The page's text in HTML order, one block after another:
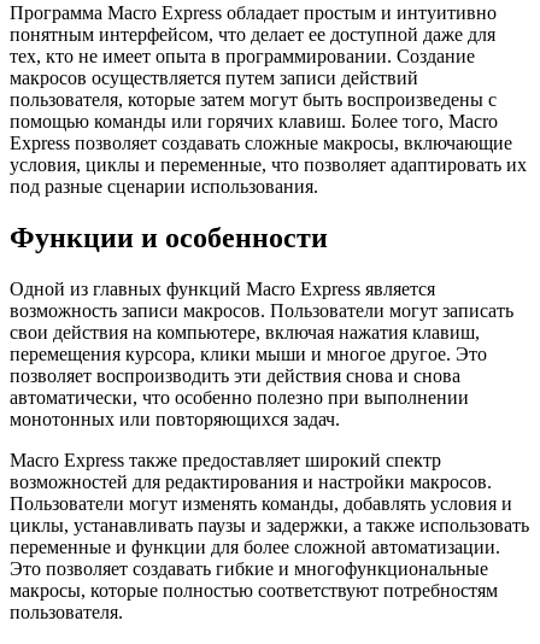
Программа Macro Express обладает простым и интуитивно
понятным интерфейсом, что делает ее доступной даже для
тех, кто не имеет опыта в программировании. Создание
макросов осуществляется путем записи действий
пользователя, которые затем могут быть воспроизведены с
помощью команды или горячих клавиш. Более того, Macro
Express позволяет создавать сложные макросы, включающие
условия, циклы и переменные, что позволяет адаптировать их
под разные сценарии использования.
Функции и особенности
Одной из главных функций Macro Express является
возможность записи макросов. Пользователи могут записать
свои действия на компьютере, включая нажатия клавиш,
перемещения курсора, клики мыши и многое другое. Это
позволяет воспроизводить эти действия снова и снова
автоматически, что особенно полезно при выполнении
монотонных или повторяющихся задач.
Macro Express также предоставляет широкий спектр
возможностей для редактирования и настройки макросов.
Пользователи могут изменять команды, добавлять условия и
циклы, устанавливать паузы и задержки, а также использовать
переменные и функции для более сложной автоматизации.
Это позволяет создавать гибкие и многофункциональные
макросы, которые полностью соответствуют потребностям
пользователя.